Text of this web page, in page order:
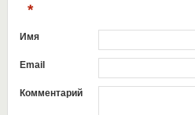
*
Имя
Email
Комментарий